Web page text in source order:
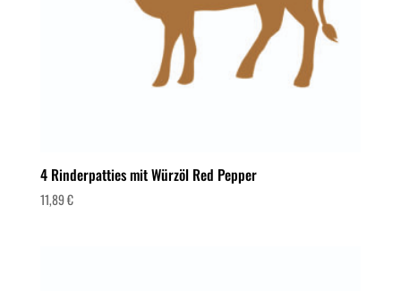
4 Rinderpatties mit Würzöl Red Pepper
11,89€